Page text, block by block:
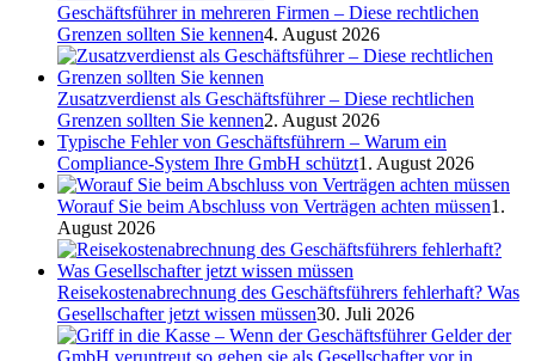
Geschäftsführer in mehreren Firmen – Diese rechtlichen
Grenzen sollten Sie kennen4. August 2026
Zusatzverdienst als Geschäftsführer – Diese rechtlichen
Grenzen sollten Sie kennen2. August 2026
Typische Fehler von Geschäftsführern – Warum ein
Compliance-System Ihre GmbH schützt1. August 2026
Worauf Sie beim Abschluss von Verträgen achten müssen1.
August 2026
Reisekostenabrechnung des Geschäftsführers fehlerhaft? Was
Gesellschafter jetzt wissen müssen30. Juli 2026